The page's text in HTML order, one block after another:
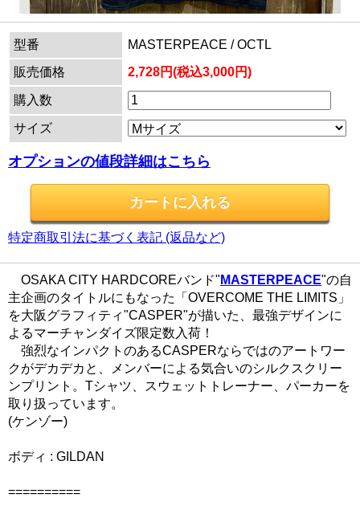
型番
MASTERPEACE / OCTL
販売価格
2,728円(税込3,000円)
購入数
サイズ
オプションの値段詳細はこちら
特定商取引法に基づく表記 (返品など)
OSAKA CITY HARDCOREバンド" MASTERPEACE"の自
主企画のタイトルにもなった「OVERCOME THE LIMITS」
を大阪グラフィティ"CASPER"が描いた、最強デザインに
よるマーチャンダイズ限定数入荷！
強烈なインパクトのあるCASPERならではのアートワー
クがデカデカと、メンバーによる気合いのシルクスクリー
ンプリント。Tシャツ、スウェットトレーナー、パーカーを
取り扱っています。
(ケンゾー)
ボディ : GILDAN
==========